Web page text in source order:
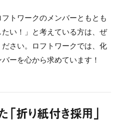
トワークのメンバーともとも
い！」と考えている方は、ぜ
さい。ロフトワークでは、化
ーを心から求めています！
折り紙付き採用」